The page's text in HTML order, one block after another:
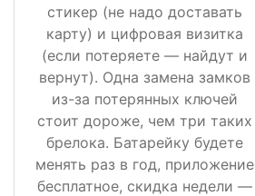
стикер (не надо доставать
карту) и цифровая визитка
(если потеряете — найдут и
вернут). Одна замена замков
из-за потерянных ключей
стоит дороже, чем три таких
брелока. Батарейку будете
менять раз в год, приложение
бесплатное, скидка недели —